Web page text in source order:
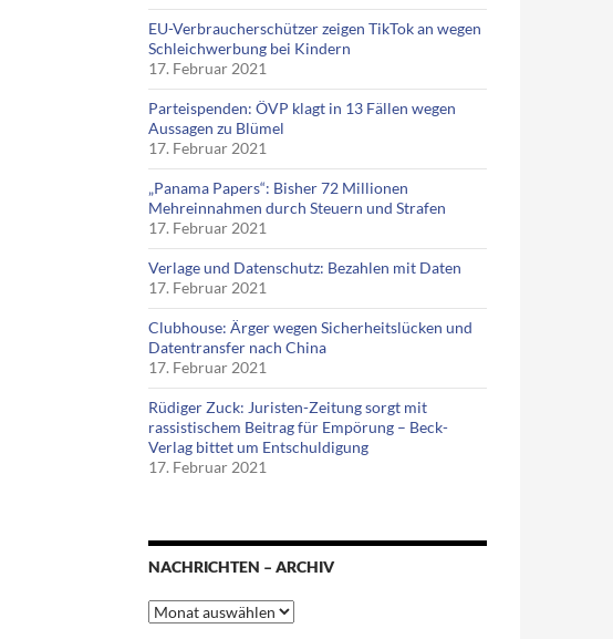
EU-Verbraucherschützer zeigen TikTok an wegen
Schleichwerbung bei Kindern
17. Februar 2021
Parteispenden: ÖVP klagt in 13 Fällen wegen
Aussagen zu Blümel
17. Februar 2021
„Panama Papers“: Bisher 72 Millionen
Mehreinnahmen durch Steuern und Strafen
17. Februar 2021
Verlage und Datenschutz: Bezahlen mit Daten
17. Februar 2021
Clubhouse: Ärger wegen Sicherheitslücken und
Datentransfer nach China
17. Februar 2021
Rüdiger Zuck: Juristen-Zeitung sorgt mit
rassistischem Beitrag für Empörung – Beck-
Verlag bittet um Entschuldigung
17. Februar 2021
NACHRICHTEN – ARCHIV
Nachrichten
–